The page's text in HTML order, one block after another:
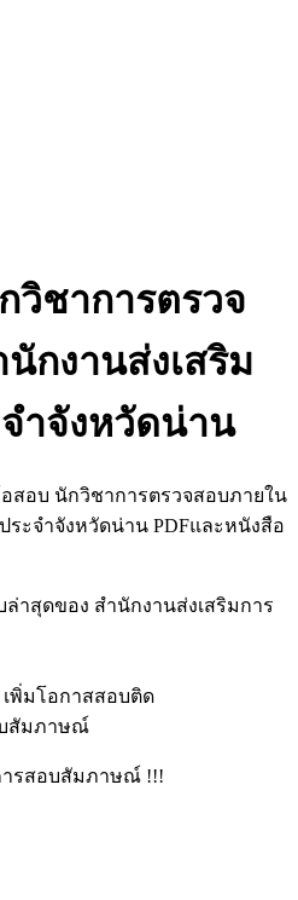
วิชาการตรวจ
กงานส่งเสริม
ำจังหวัดน่าน
สอบ นักวิชาการตรวจสอบภายใน
ระจำจังหวัดน่าน PDFและหนังสือ
าสุดของ สำนักงานส่งเสริมการ
พิ่มโอกาสสอบติด
บสัมภาษณ์
ารสอบสัมภาษณ์ !!!